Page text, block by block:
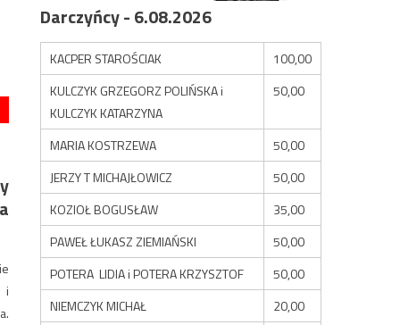
i
Darczyńcy - 6.08.2026
KACPER STAROŚCIAK
100,00
KULCZYK GRZEGORZ POLIŃSKA i
KULCZYK KATARZYNA
50,00
MARIA KOSTRZEWA
50,00
JERZY T MICHAJŁOWICZ
50,00
KOZIOŁ BOGUSŁAW
35,00
PAWEŁ ŁUKASZ ZIEMIAŃSKI
50,00
POTERA LIDIA i POTERA KRZYSZTOF
50,00
NIEMCZYK MICHAŁ
20,00